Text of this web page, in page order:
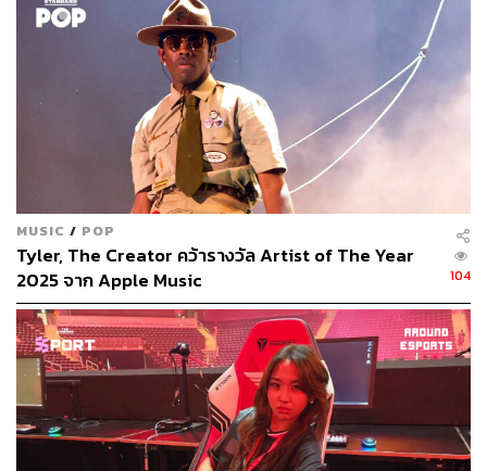
นอกจากดนตรีที่ทำได้กลมกล่อมแล้ว จุดเด่นของอัตตาคือ
การเขียนเนื้อเพลง ภาษาที่ใช้สละสลวย ที่สำคัญมันมี
ประโยคที่เหมือนปักเข้าไปกลางอก ฟังแล้วรู้สึกว่า เขียนได้ไง
วะ เดี๋ยวเราจะแกะสิ่งนี้ออกมาทีละเพลง อัตตาบอกว่า เดิมที
เขาไม่ได้ตั้งใจจะมาไกลถึงขนาดนี้ เขาทำเพลงก็แค่สนอง
ตอบความอยากทำของตัวเองเท่านั้น ไม่ได้คิดจะทำเพื่อใคร
อื่นเลยในตอนแรก เขาไม่ได้มีลุคของฮิปฮอปเดิมในยุคของ
เขาเป็นหนุ่มหน้าตี๋ที่แรปได้อย่างน่าทึ่ง
ตัวอัลบั้มมีความเป็นสุดขั้วตรงข้ามแต่จับมารวมกันได้ เพลง
แจ๊สที่เบาบางมาใส่ในการร้องแรปที่กระโชก เนื้อเพลงที่ดู
เหมือนจะเข้าใจตัวเองและไม่เข้าใจตัวเองในเวลาเดียวกัน วิถี
ของแรปเปอร์ที่ลงมือทำแล้วต้องทำให้สุด ปะปนกับความพ่าย
แพ้ไปทุกอย่างแม้กระทั่งแพ้ตัวเอง ความย้อนแย้งมีมากมาย
ในอัลบั้มนี้ แต่ผสมผสานได้อย่างกลมกลืน อัตตาบอกว่า เดิมที
เขาไม่ได้ตั้งใจจะมาไกลถึงขนาดนี้ เขาทำเพลงเพียงแค่ตอบ
สนองความอยากทำของตัวเองเท่านั้น ไม่ได้คิดจะทำเพื่อใคร
อื่นเลยในตอนแรก
MUSIC / POP
Tyler, The Creator คว้ารางวัล Artist of The Year
2025 จาก Apple Music
104